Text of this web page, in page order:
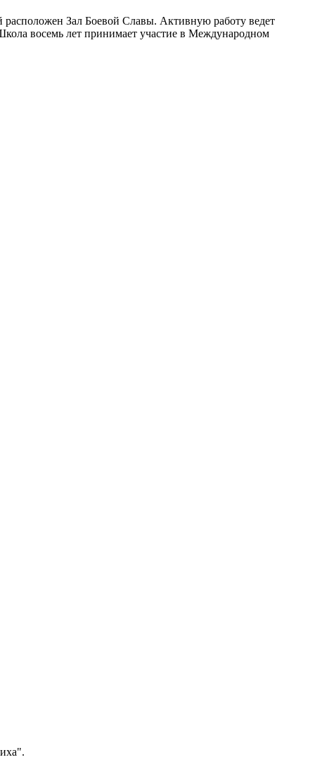
расположен Зал Боевой Славы. Активную работу ведет
восемь лет принимает участие в Международном